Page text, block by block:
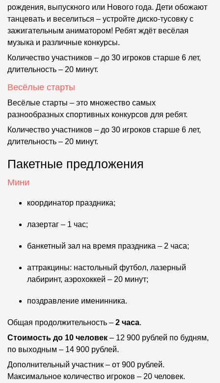
рождения, выпускного или Нового года. Дети обожают
танцевать и веселиться – устройте диско-тусовку с
зажигательным аниматором! Ребят ждёт весёлая
музыка и различные конкурсы.
Количество участников – до 30 игроков старше 6 лет,
длительность – 20 минут.
Весёлые старты
Весёлые старты – это множество самых
разнообразных спортивных конкурсов для ребят.
Количество участников – до 30 игроков старше 6 лет,
длительность – 20 минут.
Пакетные предложения
Мини
координатор праздника;
лазертаг – 1 час;
банкетный зал на время праздника – 2 часа;
аттракцины: настольный футбол, лазерный
лабиринт, аэрохоккей – 20 минут;
поздравление именинника.
Общая продолжительность – 2 часа.
Стоимость до 10 человек – 12 900 рублей по будням,
по выходным – 14 900 рублей.
Дополнительный участник – от 900 рублей.
Максимальное количество игроков – 20 человек.